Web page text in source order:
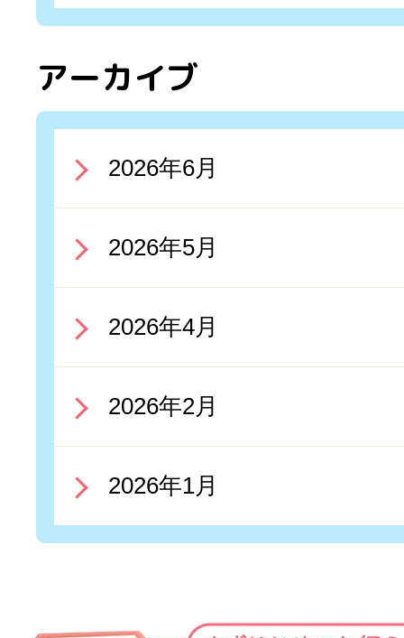
アーカイブ
2026年6月
2026年5月
2026年4月
2026年2月
2026年1月